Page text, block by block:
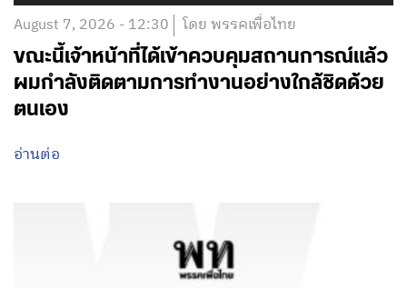
August 7, 2026 - 12:30 โดย พรรคเพื่อไทย
ขณะนี้เจ้าหน้าที่ได้เข้าควบคุมสถานการณ์แล้ว
ผมกำลังติดตามการทำงานอย่างใกล้ชิดด้วย
ตนเอง
อ่านต่อ